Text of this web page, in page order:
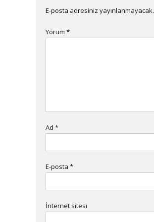
E-posta adresiniz yayınlanmayacak.
Yorum *
Ad *
E-posta *
İnternet sitesi